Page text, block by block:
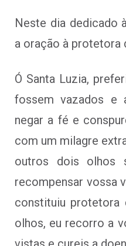
Neste dia dedicado
a oração à protetora
Ó Santa Luzia,
fossem vazados e
negar a fé e
com um milagre
outros dois olhos
recompensar vossa
constituiu protetora
olhos, eu recorro a